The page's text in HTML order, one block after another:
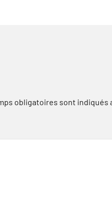
obligatoires sont indiqués